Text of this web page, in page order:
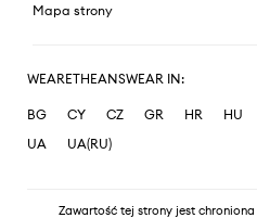
Mapa strony
WEARETHEANSWEAR IN:
BG CY CZ GR HR HU
UA
UA(RU)
Zawartość tej strony jest